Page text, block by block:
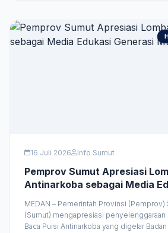
16 Juli 2026 Info Sumut
Pemprov Sumut Apresiasi
Antinarkoba sebagai Media
MEDAN – Pemerintah Provinsi (Pemprov)
(Sumut) mengapresiasi penyelenggaraan
Baca Puisi Antinarkoba yang digelar